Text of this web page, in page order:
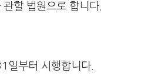
할 법원으로 합니다.
부터 시행합니다.